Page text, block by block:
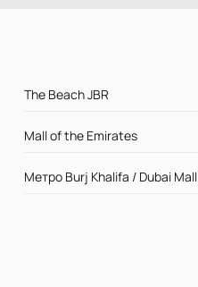
The Beach JBR
Mall of the Emirates
Метро Burj Khalifa / Dubai Mall